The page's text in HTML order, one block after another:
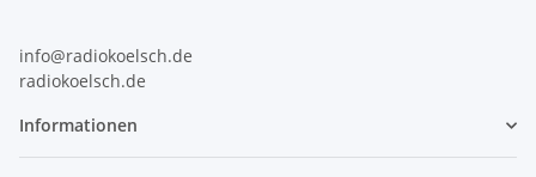
info@radiokoelsch.de
radiokoelsch.de
Informationen